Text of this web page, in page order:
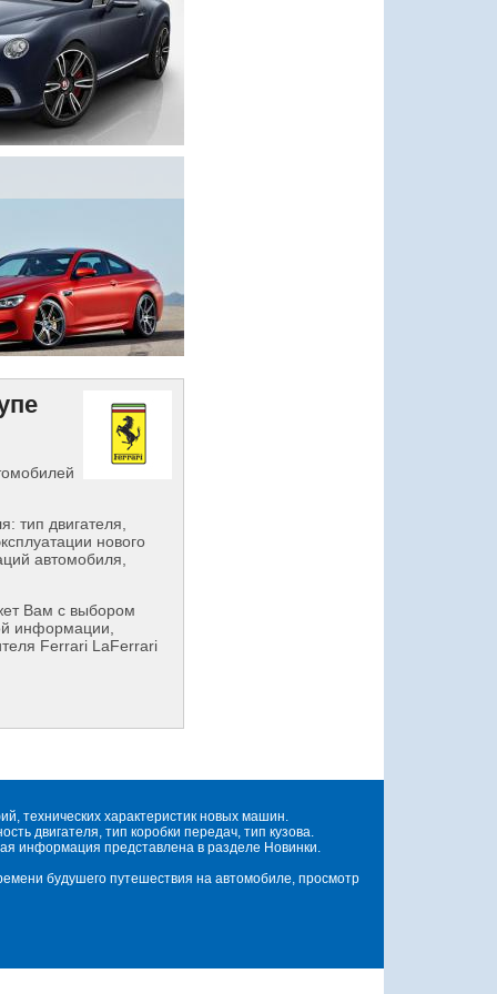
тип двигателя,
нового
автомобиля,
Вам с выбором
информации,
Ferrari LaFerrari
технических характеристик новых машин.
двигателя, тип коробки передач, тип кузова.
информация представлена в разделе Новинки.
будушего путешествия на автомобиле, просмотр